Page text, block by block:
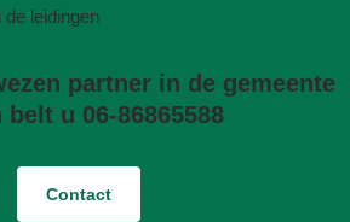
leidingen
partner in de gemeente
belt u 06-86865588
Contact